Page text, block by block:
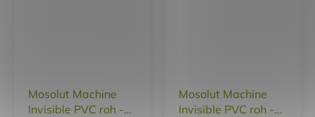
Mosolut Machine
Invisible PVC roh -
Mosolut Machine
Invisible PVC roh -